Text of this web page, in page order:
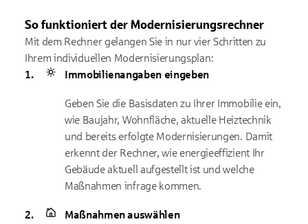
So funktioniert der Modernisierungsrechner
Mit dem Rechner gelangen Sie in nur vier Schritten zu
Ihrem individuellen Modernisierungsplan:
Immobilienangaben eingeben
Geben Sie die Basisdaten zu Ihrer Immobilie ein,
wie Baujahr, Wohnfläche, aktuelle Heiztechnik
und bereits erfolgte Modernisierungen. Damit
erkennt der Rechner, wie energieeffizient Ihr
Gebäude aktuell aufgestellt ist und welche
Maßnahmen infrage kommen.
Maßnahmen auswählen